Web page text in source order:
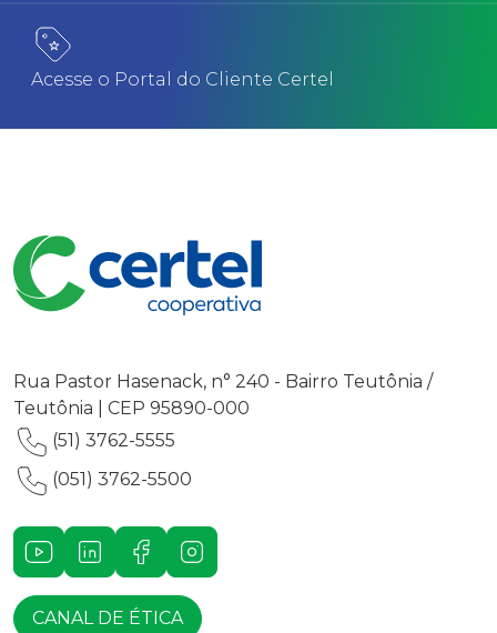
Acesse o Portal do Cliente Certel
Rua Pastor Hasenack, n° 240 - Bairro Teutônia /
Teutônia | CEP 95890-000
(51) 3762-5555
(051) 3762-5500
YoutubeLinkedInFacebookInstagram
CANAL DE ÉTICA